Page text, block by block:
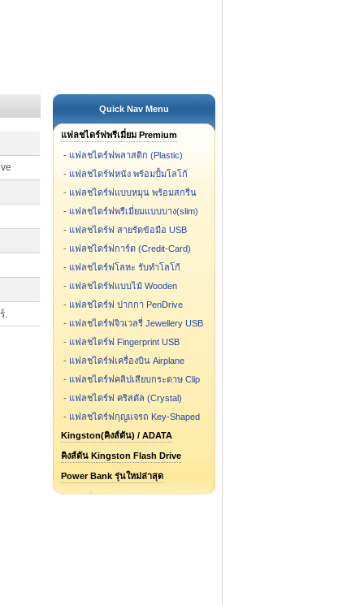
.
Quick Nav Menu
แฟลชไดร์ฟพรีเมี่ยม Premium
- แฟลชไดร์ฟพลาสติก (Plastic)
- แฟลชไดร์ฟหนัง พร้อมปั้มโลโก้
- แฟลชไดร์ฟแบบหมุน พร้อมสกรีน
- แฟลชไดร์ฟพรีเมี่ยมแบบบาง(slim)
- แฟลชไดร์ฟ สายรัดข้อมือ USB
- แฟลชไดร์ฟการ์ด (Credit-Card)
- แฟลชไดร์ฟโลหะ รับทำโลโก้
- แฟลชไดร์ฟแบบไม้ Wooden
- แฟลชไดร์ฟ ปากกา PenDrive
- แฟลชไดร์ฟจิวเวลรี่ Jewellery USB
- แฟลชไดร์ฟ Fingerprint USB
- แฟลชไดร์ฟเครื่องบิน Airplane
- แฟลชไดร์ฟคลิปเสียบกระดาษ Clip
- แฟลชไดร์ฟ คริสตัล (Crystal)
- แฟลชไดร์ฟกุญแจรถ Key-Shaped
Kingston(คิงส์ตัน) / ADATA
คิงส์ตัน Kingston Flash Drive
Power Bank รุ่นใหม่ล่าสุด
ผลงานตัวอย่างของเรา